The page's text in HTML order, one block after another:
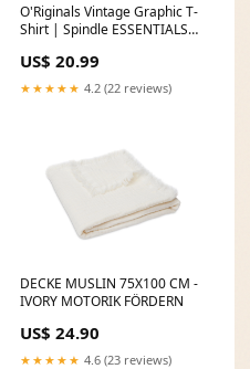
O'Riginals Vintage Graphic T-
Shirt | Spindle ESSENTIALS
US$ 20.99
★★★★★ 4.2 (22 reviews)
DECKE MUSLIN 75X100 CM -
IVORY MOTORIK FÖRDERN
US$ 24.90
★★★★★ 4.6 (23 reviews)